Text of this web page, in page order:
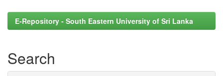
E-Repository - South Eastern University of Sri Lanka
Search